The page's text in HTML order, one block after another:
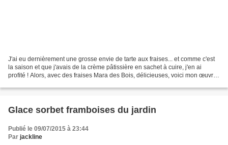
J'ai eu dernièrement une grosse envie de tarte aux fraises... et comme c'est
la saison et que j'avais de la crème pâtissière en sachet à cuire, j'en ai
profité ! Alors, avec des fraises Mara des Bois, délicieuses, voici mon œuvre
Glace sorbet framboises du jardin
Publié le 09/07/2015 à 23:44
Par jackline